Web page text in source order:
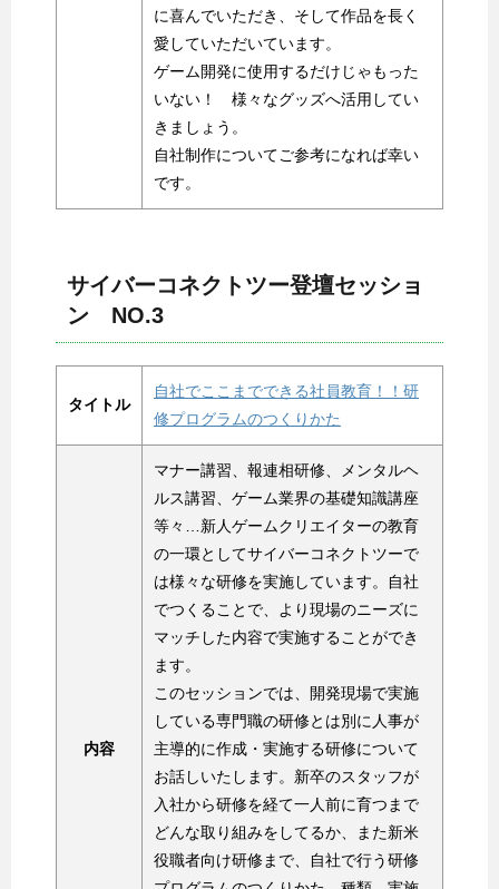
に喜んでいただき、そして作品を長く
愛していただいています。
ゲーム開発に使用するだけじゃもった
いない！ 様々なグッズへ活用してい
きましょう。
自社制作についてご参考になれば幸い
です。
サイバーコネクトツー登壇セッショ
ン NO.3
タイトル
自社でここまでできる社員教育！！研
修プログラムのつくりかた
内容
マナー講習、報連相研修、メンタルヘ
ルス講習、ゲーム業界の基礎知識講座
等々…新人ゲームクリエイターの教育
の一環としてサイバーコネクトツーで
は様々な研修を実施しています。自社
でつくることで、より現場のニーズに
マッチした内容で実施することができ
ます。
このセッションでは、開発現場で実施
している専門職の研修とは別に人事が
主導的に作成・実施する研修について
お話しいたします。新卒のスタッフが
入社から研修を経て一人前に育つまで
どんな取り組みをしてるか、また新米
役職者向け研修まで、自社で行う研修